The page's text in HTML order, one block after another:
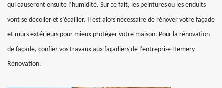
qui causeront ensuite l’humidité. Sur ce fait, les peintures ou les enduits
vont se décoller et s’écailler. Il est alors nécessaire de rénover votre façade
et murs extérieurs pour mieux protéger votre maison. Pour la rénovation
de façade, confiez vos travaux aux façadiers de l’entreprise Hemery
Rénovation.